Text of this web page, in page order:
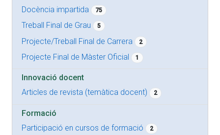
Docència impartida
75
Treball Final de Grau 5
Projecte/Treball Final de Carrera 2
Projecte Final de Màster Oficial 1
Innovació docent
Articles de revista (temàtica docent)
2
Formació
Participació en cursos de formació
2